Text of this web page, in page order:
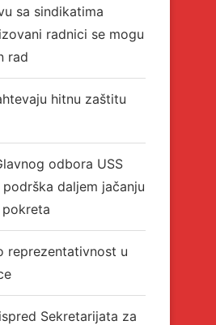
sa sindikatima
radnici se mogu
rad
hitnu zaštitu
odbora USS
podrška daljem jačanju
reprezentativnost u
Sekretarijata za